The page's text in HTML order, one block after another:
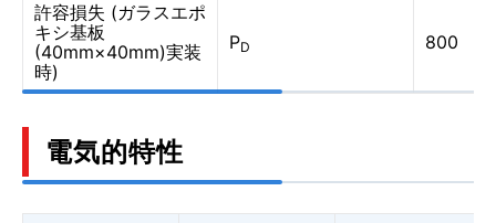
許容損失 (ガラスエポ
キシ基板
(40mm×40mm)実装
時)
PD 800
電気的特性